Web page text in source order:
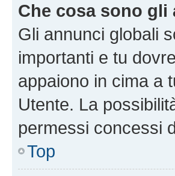
Che cosa sono
Gli annunci globali
importanti e tu
appaiono in cima a
Utente. La
permessi concessi
Top